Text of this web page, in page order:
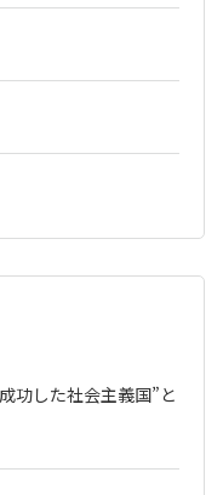
功した社会主義国”と